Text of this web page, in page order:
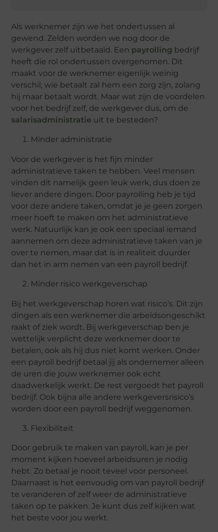
Als werknemer zijn we het ondertussen al
gewend. Zelden worden we nog door de
werkgever zelf uitbetaald. Een payrolling bedrijf
heeft die rol ondertussen overgenomen. Dit
maakt voor de werknemer eigenlijk weinig
verschil; wie betaalt zal hem een zorg zijn, zolang
hij maar betaalt wordt. Maar wat zijn de voordelen
voor het bedrijf zelf, de werkgever dus, om de
salarisadministratie uit te besteden?
Minder administratie
Voor de werkgever is het fijn minder
administratieve taken te hebben. Veel mensen
vinden dit namelijk geen leuk werk, dus doen ze
liever andere dingen. Door payrolling heb je tijd
voor deze andere taken, omdat je je geen zorgen
meer hoeft te maken om het administratieve
werk. Natuurlijk kan je ook een speciaal iemand
aannemen om deze administratieve taken van je
over te nemen, maar dat is in realiteit duurder
dan het in arm nemen van een payroll bedrijf.
Minder risico werkgeverschap
Bij het werkgeverschap horen wat risico’s. Dit zijn
dingen als een werknemer die arbeidsongeschikt
raakt of ziek wordt. Bij werkgeverschap ben je
wettelijk verplicht deze werknemer door te
betalen, ook als hij dus niet komt werken. Onder
een payroll bedrijf betaal jij als ondernemer alleen
de uren die jouw werknemer ook echt
daadwerkelijk werkt. De rest vergoedt het payroll
bedrijf. Ook bijna alle andere werkgeversrisico’s
worden door een payroll bedrijf weggenomen.
Flexibiliteit
Door gebruik te maken van payroll, kan je per
moment kijken hoeveel arbeidsuren je nodig
hebt. Zo betaal je nooit teveel voor personeel.
Daarnaast is het eenvoudig om van payroll bedrijf
te veranderen of zelf weer de administratieve
taken op te pakken. Je kunt dus zelf kijken wat
het beste voor jou werkt.